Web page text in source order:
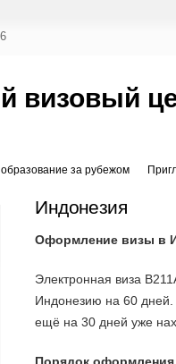
визовый
за рубежом
Индонезия
Оформление визы в
Электронная виза
Индонезию на 60
ещё на 30 дней уже